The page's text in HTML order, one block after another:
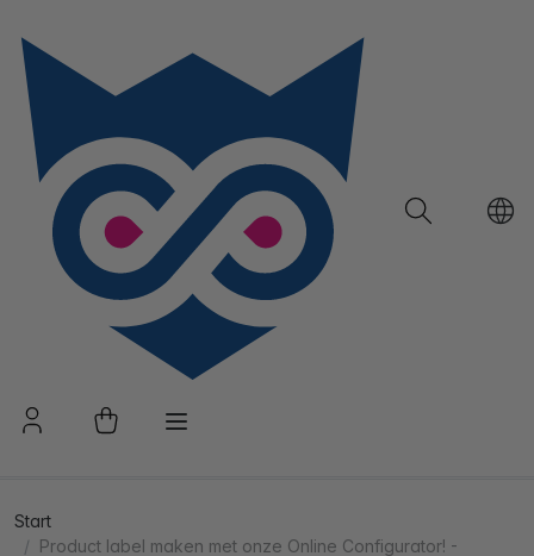
Start
Product label maken met onze Online Configurator! -